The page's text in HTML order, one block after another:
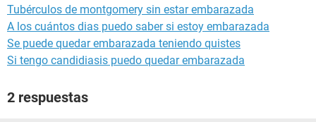
Tubérculos de montgomery sin estar embarazada
A los cuántos dias puedo saber si estoy embarazada
Se puede quedar embarazada teniendo quistes
Si tengo candidiasis puedo quedar embarazada
2 respuestas